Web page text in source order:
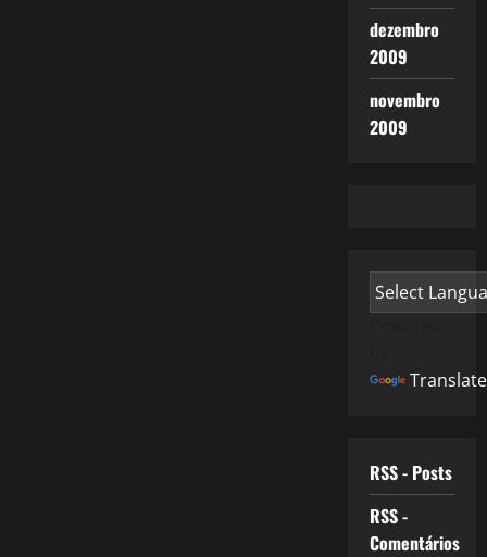
dezembro
2009
novembro
2009
Translate
RSS - Posts
RSS -
Comentários